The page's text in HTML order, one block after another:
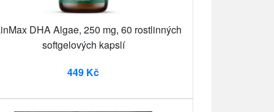
DHA Algae, 250 mg, 60 rostlinných
softgelových kapslí
449 Kč